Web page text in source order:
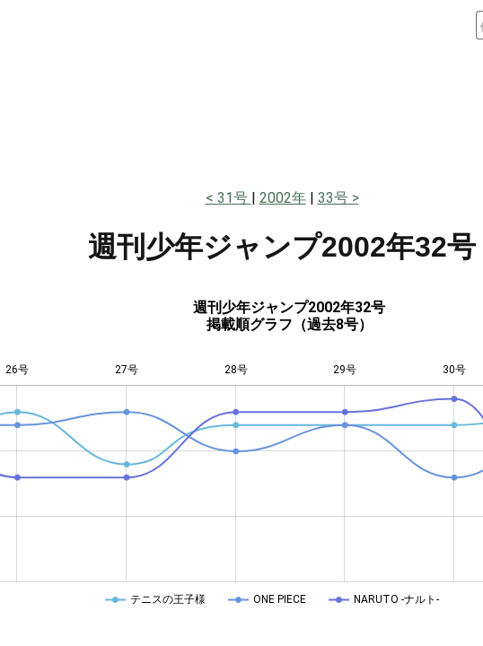
31号 2002年 33号
週刊少年ジャンプ2002年32号
週刊少年ジャンプ2002年32号
掲載順グラフ（過去8号）
26号 27号 28号 29号 30号
テニスの王子様 ONE PIECE NARUTO -ナルト-